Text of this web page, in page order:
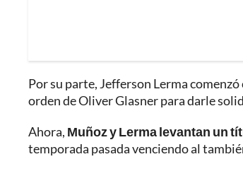
Por su parte, Jefferson Lerma
orden de Oliver Glasner para darle
Ahora, Muñoz y Lerma levantan un
temporada pasada venciendo al